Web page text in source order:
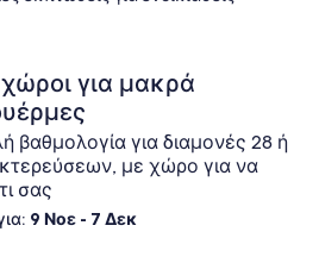
για μακρά
βαθμολογία για διαμονές 28 ή
με χώρο για να
σας
9 Νοε - 7 Δεκ